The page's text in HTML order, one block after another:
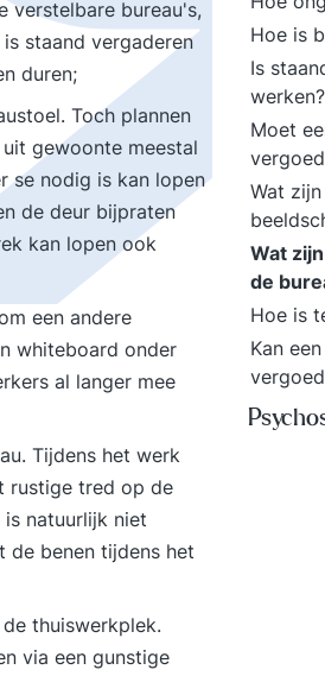
verstelbare bureau's,
staand vergaderen
duren;
Toch plannen
gewoonte meestal
se nodig is kan lopen
de deur bijpraten
kan lopen ook
een andere
whiteboard onder
al langer mee
Tijdens het werk
rustige tred op de
natuurlijk niet
de benen tijdens het
thuiswerkplek.
via een gunstige
Hoe is
Is
werken?
Moet
Wat
Wat
de
Hoe is
Kan